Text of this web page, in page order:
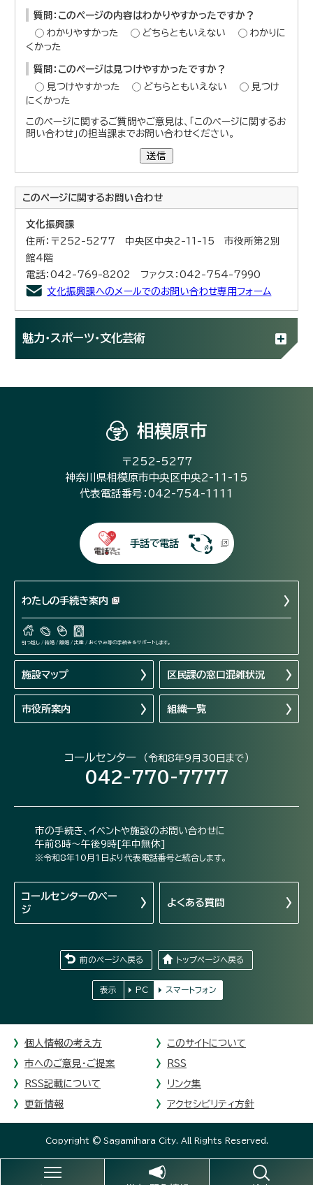
質問：このページの内容はわかりやすかったですか？
わかりやすかった
どちらともいえない
わかりに
くかった
質問：このページは見つけやすかったですか？
見つけやすかった
どちらともいえない
見つけ
にくかった
このページに関するご質問やご意見は、「このページに関するお
問い合わせ」の担当課までお問い合わせください。
送信
このページに関するお問い合わせ
文化振興課
住所：〒252-5277 中央区中央2-11-15 市役所第2別
館4階
電話：042-769-8202 ファクス：042-754-7990
文化振興課へのメールでのお問い合わせ専用フォーム
魅力・スポーツ・文化芸術
相模原市
〒252-5277
神奈川県相模原市中央区中央2-11-15
代表電話番号：042-754-1111
手話で電話
わたしの手続き案内
引っ越し / 結婚 / 離婚 / 出産 / おくやみ等の手続きをサポートします。
施設マップ 区民課の窓口混雑状況
市役所案内 組織一覧
コールセンター （令和8年9月30日まで）
042-770-7777
市の手続き、イベントや施設のお問い合わせに
午前8時～午後9時[年中無休]
※令和8年10月1日より代表電話番号と統合します。
コールセンターのペー
ジ
よくある質問
前のページへ戻る トップページへ戻る
表示 PC スマートフォン
個人情報の考え方 このサイトについて
市へのご意見・ご提案 RSS
RSS記載について リンク集
更新情報 アクセシビリティ方針
Copyright © Sagamihara City. All Rights Reserved.